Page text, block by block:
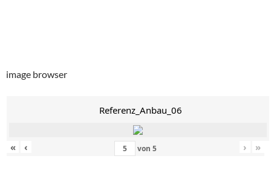
image browser
Referenz_Anbau_06
« ‹ von 5 › »